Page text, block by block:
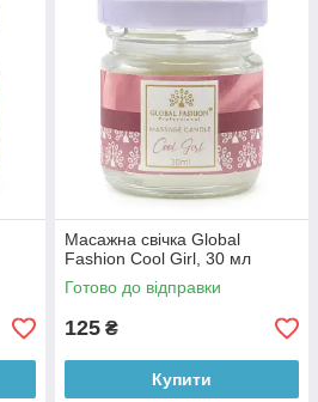
Масажна свічка Global
Fashion Cool Girl, 30 мл
Готово до відправки
125 ₴
Купити